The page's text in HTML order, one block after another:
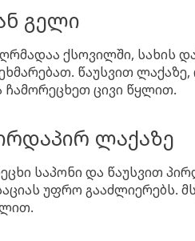
გელი
ქსოვილში, სახის
წაუსვით
ცივი წყლით.
ლაქაზე
საპონი და წაუსვით
უფრო გააძლიერებს.